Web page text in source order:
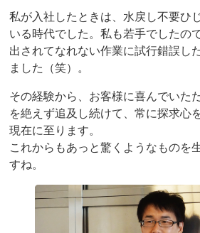
私が入社したときは、水戻し不要ひ
いる時代でした。私も若手でしたの
出されてなれない作業に試行錯誤し
ました（笑）。
その経験から、お客様に喜んでいた
を絶えず追及し続けて、常に探求心
現在に至ります。
これからもあっと驚くようなものを
すね。